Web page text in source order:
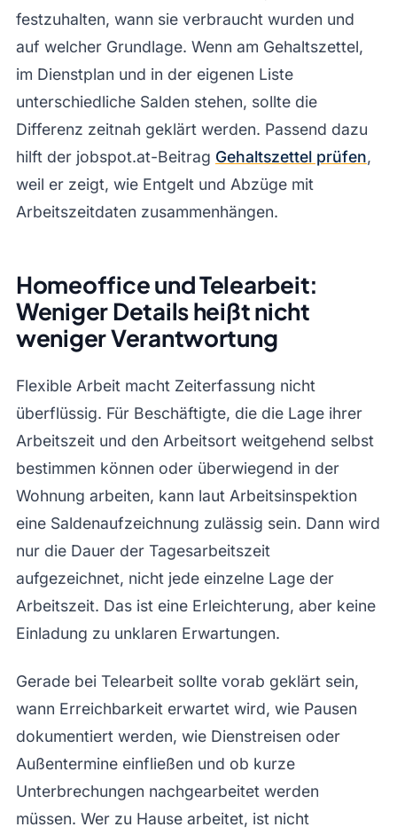
festzuhalten, wann sie verbraucht wurden und
auf welcher Grundlage. Wenn am Gehaltszettel,
im Dienstplan und in der eigenen Liste
unterschiedliche Salden stehen, sollte die
Differenz zeitnah geklärt werden. Passend dazu
hilft der jobspot.at-Beitrag Gehaltszettel prüfen,
weil er zeigt, wie Entgelt und Abzüge mit
Arbeitszeitdaten zusammenhängen.
Homeoffice und Telearbeit:
Weniger Details heißt nicht
weniger Verantwortung
Flexible Arbeit macht Zeiterfassung nicht
überflüssig. Für Beschäftigte, die die Lage ihrer
Arbeitszeit und den Arbeitsort weitgehend selbst
bestimmen können oder überwiegend in der
Wohnung arbeiten, kann laut Arbeitsinspektion
eine Saldenaufzeichnung zulässig sein. Dann wird
nur die Dauer der Tagesarbeitszeit
aufgezeichnet, nicht jede einzelne Lage der
Arbeitszeit. Das ist eine Erleichterung, aber keine
Einladung zu unklaren Erwartungen.
Gerade bei Telearbeit sollte vorab geklärt sein,
wann Erreichbarkeit erwartet wird, wie Pausen
dokumentiert werden, wie Dienstreisen oder
Außentermine einfließen und ob kurze
Unterbrechungen nachgearbeitet werden
müssen. Wer zu Hause arbeitet, ist nicht